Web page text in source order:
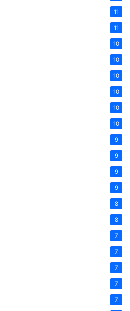
11
11
10
10
10
10
10
10
9
9
9
9
8
8
7
7
7
7
7